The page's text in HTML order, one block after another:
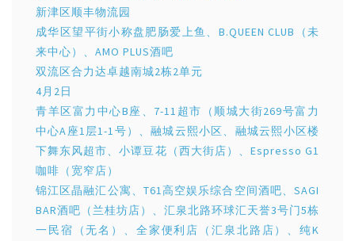
新津区顺丰物流园
成华区望平街小称盘肥肠爱上鱼、B.QUEEN CLUB（未
来中心）、AMO PLUS酒吧
双流区合力达卓越南城2栋2单元
4月2日
青羊区富力中心B座、7-11超市（顺城大街269号富力
中心A座1层1-1号）、融城云熙小区、融城云熙小区楼
下舞东风超市、小谭豆花（西大街店）、Espresso G1
咖啡（宽窄店）
锦江区晶融汇公寓、T61高空娱乐综合空间酒吧、SAGI
BAR酒吧（兰桂坊店）、汇泉北路环球汇天誉3号门5栋
一民宿（无名）、全家便利店（汇泉北路店）、纯K